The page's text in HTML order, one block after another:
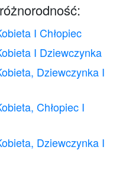
I Chłopiec
I Dziewczynka
Dziewczynka I
Chłopiec I
Dziewczynka I